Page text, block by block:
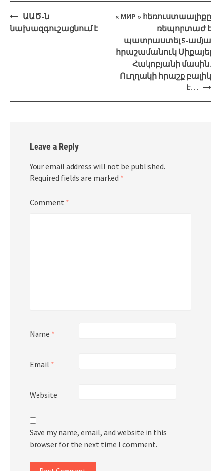
Post
navigation
ԱԱԾ-ն
նախազգուշացնում է
« МИР » հեռուստաալիքը
ռեպորտաժ է
պատրաստել 5-ամյա
հրաշամանուկ Միքայել
Հակոբյանի մասին.
Ուղղակի հրաշք բալիկ
է…
Leave a Reply
Your email address will not be published.
Required fields are marked *
Comment *
Name *
Email *
Website
Save my name, email, and website in this
browser for the next time I comment.